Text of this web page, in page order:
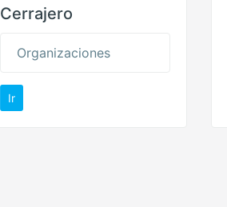
Cerrajero
Organizaciones
Ir